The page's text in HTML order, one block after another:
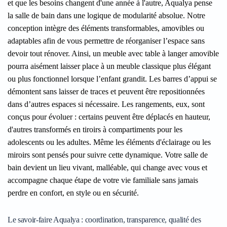
et que les besoins changent d'une année à l'autre, Aqualya pense
la salle de bain dans une logique de modularité absolue. Notre
conception intègre des éléments transformables, amovibles ou
adaptables afin de vous permettre de réorganiser l’espace sans
devoir tout rénover. Ainsi, un meuble avec table à langer amovible
pourra aisément laisser place à un meuble classique plus élégant
ou plus fonctionnel lorsque l’enfant grandit. Les barres d’appui se
démontent sans laisser de traces et peuvent être repositionnées
dans d’autres espaces si nécessaire. Les rangements, eux, sont
conçus pour évoluer : certains peuvent être déplacés en hauteur,
d'autres transformés en tiroirs à compartiments pour les
adolescents ou les adultes. Même les éléments d'éclairage ou les
miroirs sont pensés pour suivre cette dynamique. Votre salle de
bain devient un lieu vivant, malléable, qui change avec vous et
accompagne chaque étape de votre vie familiale sans jamais
perdre en confort, en style ou en sécurité.
Le savoir-faire Aqualya : coordination, transparence, qualité des